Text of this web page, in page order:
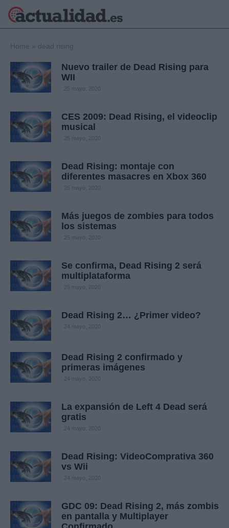
Política
Crónica
Economía
Internacional
Viajes
Gente
Home » dead rising
Nuevo trailer de Dead Rising para
WII
25 mayo, 2020
CES 2009: Dead Rising, el videoclip
musical
25 mayo, 2020
Dead Rising: montaje con
diferentes masacres en Xbox 360
25 mayo, 2020
Más juegos de zombies para todos
los sistemas
25 mayo, 2020
Se confirma, Dead Rising 2 será
multiplataforma
25 mayo, 2020
Dead Rising 2… ¿Primer video?
24 mayo, 2020
Dead Rising 2 confirmado y
primeras imágenes
24 mayo, 2020
La expansión de Left 4 Dead será
gratis
24 mayo, 2020
Dead Rising: VideoComprativa 360
vs Wii
24 mayo, 2020
GDC 09: Dead Rising 2, más zombis
en pantalla y Multiplayer